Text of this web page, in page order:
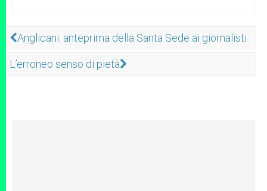
Anglicani: anteprima della Santa Sede ai giornalisti
L’erroneo senso di pietà